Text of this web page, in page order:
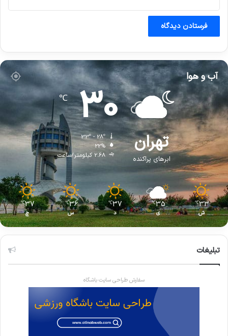
آب و هوا
تهران
ابرهای پراکنده
30
℃
33º - 28º
22%
2.68 کیلومتر/ساعت
33
℃
ش
35
℃
ی
37
℃
د
36
℃
س
37
℃
چ
تبلیغات
سفارش طراحی سایت باشگاه